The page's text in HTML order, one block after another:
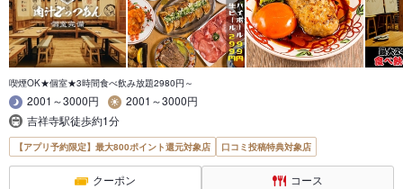
喫煙OK★個室★3時間食べ飲み放題2980円～
2001～3000円
2001～3000円
吉祥寺駅徒歩約1分
【アプリ予約限定】最大800ポイント還元対象店 口コミ投稿特典対象店
クーポン コース